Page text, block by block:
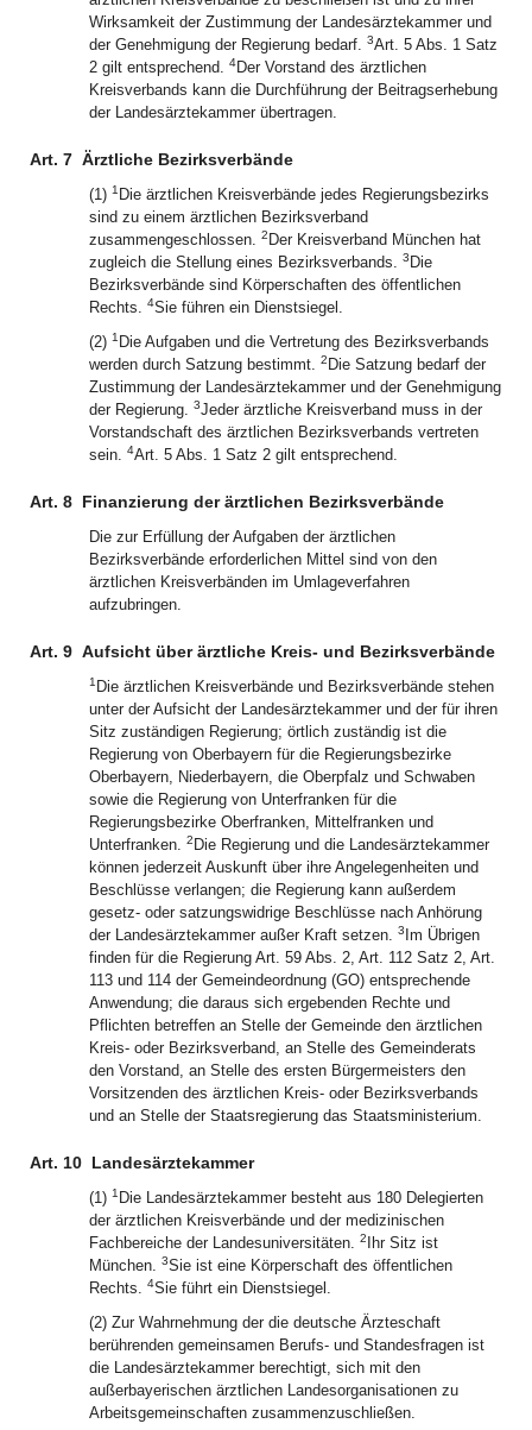
Wirksamkeit der Zustimmung der Landesärztekammer und
der Genehmigung der Regierung bedarf. 3Art. 5 Abs. 1 Satz
2 gilt entsprechend. 4Der Vorstand des ärztlichen
Kreisverbands kann die Durchführung der Beitragserhebung
der Landesärztekammer übertragen.
Art. 7 Ärztliche Bezirksverbände
(1) 1 Die ärztlichen Kreisverbände jedes Regierungsbezirks
sind zu einem ärztlichen Bezirksverband
zusammengeschlossen. 2 Der Kreisverband München hat
zugleich die Stellung eines Bezirksverbands. 3 Die
Bezirksverbände sind Körperschaften des öffentlichen
Rechts. 4Sie führen ein Dienstsiegel.
(2) 1 Die Aufgaben und die Vertretung des Bezirksverbands
werden durch Satzung bestimmt. 2 Die Satzung bedarf der
Zustimmung der Landesärztekammer und der Genehmigung
der Regierung. 3Jeder ärztliche Kreisverband muss in der
Vorstandschaft des ärztlichen Bezirksverbands vertreten
sein. 4Art. 5 Abs. 1 Satz 2 gilt entsprechend.
Art. 8 Finanzierung der ärztlichen Bezirksverbände
Die zur Erfüllung der Aufgaben der ärztlichen
Bezirksverbände erforderlichen Mittel sind von den
ärztlichen Kreisverbänden im Umlageverfahren
aufzubringen.
Art. 9 Aufsicht über ärztliche Kreis- und Bezirksverbände
1 Die ärztlichen Kreisverbände und Bezirksverbände stehen
unter der Aufsicht der Landesärztekammer und der für ihren
Sitz zuständigen Regierung; örtlich zuständig ist die
Regierung von Oberbayern für die Regierungsbezirke
Oberbayern, Niederbayern, die Oberpfalz und Schwaben
sowie die Regierung von Unterfranken für die
Regierungsbezirke Oberfranken, Mittelfranken und
Unterfranken. 2 Die Regierung und die Landesärztekammer
können jederzeit Auskunft über ihre Angelegenheiten und
Beschlüsse verlangen; die Regierung kann außerdem
gesetz- oder satzungswidrige Beschlüsse nach Anhörung
der Landesärztekammer außer Kraft setzen. 3 Im Übrigen
finden für die Regierung Art. 59 Abs. 2, Art. 112 Satz 2, Art.
113 und 114 der Gemeindeordnung (GO) entsprechende
Anwendung; die daraus sich ergebenden Rechte und
Pflichten betreffen an Stelle der Gemeinde den ärztlichen
Kreis- oder Bezirksverband, an Stelle des Gemeinderats
den Vorstand, an Stelle des ersten Bürgermeisters den
Vorsitzenden des ärztlichen Kreis- oder Bezirksverbands
und an Stelle der Staatsregierung das Staatsministerium.
Art. 10 Landesärztekammer
(1) 1 Die Landesärztekammer besteht aus 180 Delegierten
der ärztlichen Kreisverbände und der medizinischen
Fachbereiche der Landesuniversitäten. 2
Ihr Sitz ist
München. 3Sie ist eine Körperschaft des öffentlichen
Rechts. 4Sie führt ein Dienstsiegel.
(2) Zur Wahrnehmung der die deutsche Ärzteschaft
berührenden gemeinsamen Berufs- und Standesfragen ist
die Landesärztekammer berechtigt, sich mit den
außerbayerischen ärztlichen Landesorganisationen zu
Arbeitsgemeinschaften zusammenzuschließen.